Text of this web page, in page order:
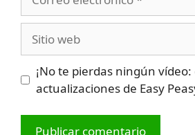
electrónico
web
¡No te pierdas ningún
actualizaciones de Easy